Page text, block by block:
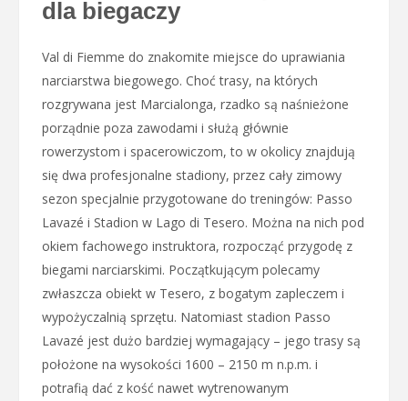
dla biegaczy
Val di Fiemme do znakomite miejsce do uprawiania
narciarstwa biegowego. Choć trasy, na których
rozgrywana jest Marcialonga, rzadko są naśnieżone
porządnie poza zawodami i służą głównie
rowerzystom i spacerowiczom, to w okolicy znajdują
się dwa profesjonalne stadiony, przez cały zimowy
sezon specjalnie przygotowane do treningów: Passo
Lavazé i Stadion w Lago di Tesero. Można na nich pod
okiem fachowego instruktora, rozpocząć przygodę z
biegami narciarskimi. Początkującym polecamy
zwłaszcza obiekt w Tesero, z bogatym zapleczem i
wypożyczalnią sprzętu. Natomiast stadion Passo
Lavazé jest dużo bardziej wymagający – jego trasy są
położone na wysokości 1600 – 2150 m n.p.m. i
potrafią dać z kość nawet wytrenowanym